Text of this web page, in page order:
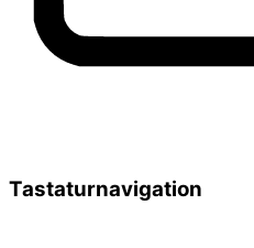
Tastaturnavigation